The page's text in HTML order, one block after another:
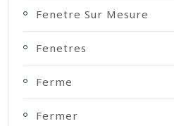
Fenetre Sur Mesure
Fenetres
Ferme
Fermer